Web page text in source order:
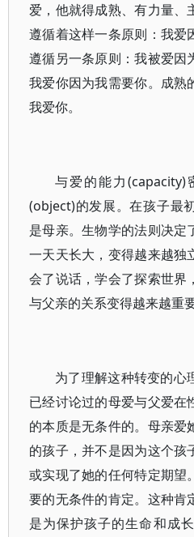
爱，他就得成熟、有力量、
遵循着这样一条原则：我爱
遵循另一条原则：我被爱因
我爱你因为我需要你。成熟
我爱你。
与爱的能力
(object)的发展。在孩子最
是母亲。生物学的法则决定
一天天长大，变得越来越独
会了说话，学会了探索世界
与父亲的关系变得越来越重要
为了理解这种转变的心
已经讨论过的母爱与父爱在
的本质是无条件的。母亲爱
的孩子，并不是因为这个孩
或实现了她的任何特定期望
要的无条件的肯定。这种肯
是为保护孩子的生命和成